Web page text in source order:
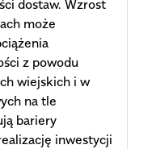
dostaw. Wzrost
może
z powodu
wiejskich i w
na tle
bariery
inwestycji